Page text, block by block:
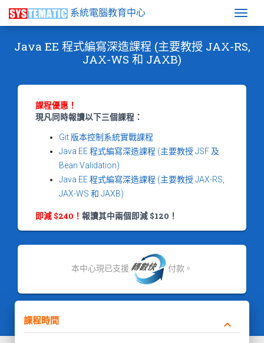
系統電腦教育中心
Java EE 程式編寫深造課程 (主要教授 JAX-RS,
JAX-WS 和 JAXB)
課程優惠！
現凡同時報讀以下三個課程：
Git 版本控制系統實戰課程
Java EE 程式編寫深造課程 (主要教授 JSF 及
Bean Validation)
Java EE 程式編寫深造課程 (主要教授 JAX-RS,
JAX-WS 和 JAXB)
即減 $240！ 報讀其中兩個即減 $120！
本中心現已支援 付款。
課程時間 keyboard_arrow_down